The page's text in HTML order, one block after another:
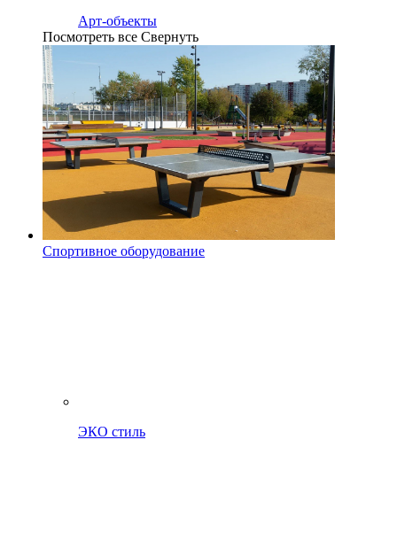
Арт-объекты
Посмотреть все Свернуть
Спортивное оборудование
ЭКО стиль